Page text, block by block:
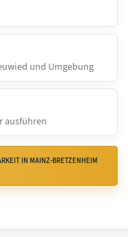
und Umgebung
ausführen
IN MAINZ-BRETZENHEIM